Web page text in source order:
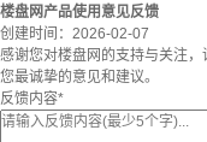
楼盘网产品使用意见反馈
创建时间： 2026-02-07
感谢您对楼盘网的支持与关注
您最诚挚的意见和建议。
反馈内容*